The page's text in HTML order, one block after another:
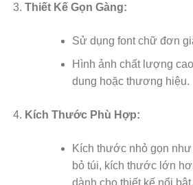
Thiết Kế Gọn Gàng:
Sử dụng font chữ đơn
Hình ảnh chất lượng
dung hoặc thương hiệu.
Kích Thước Phù Hợp:
Kích thước nhỏ gọn
bỏ túi, kích thước lớn